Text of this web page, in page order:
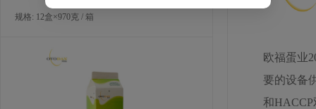
规格: 12盒×970克 / 箱
欧福蛋业
要的设备
和